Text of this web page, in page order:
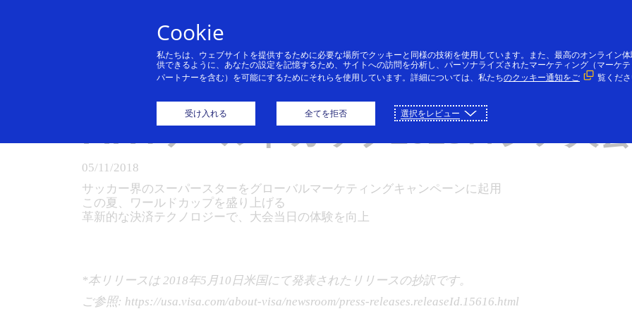
個人のお客様 法人・個人事業主のお客様
Visa、ズラタン・イブラヒモヴィッ
FIFAワールドカップ2018ロシア大
05/11/2018
サッカー界のスーパースターをグローバルマーケティングキャンペーンに起用
この夏、ワールドカップを盛り上げる
革新的な決済テクノロジーで、大会当日の体験を向上
*本リリースは 2018年5月10日米国にて発表されたリリースの抄訳です。
ご参照: https://usa.visa.com/about-visa/newsroom/press-releases.releaseId.15616.html
Cookie
私たちは、ウェブサイトを提供するために必要な場所でクッキーと同様の技術を使用しています。また、最高のオンライン
供できるように、あなたの設定を記憶するため、サイトへの訪問を分析し、パーソナライズされたマーケティング（マーケ
パートナーを含む）を可能にするためにそれらを使用しています。詳細については、私たちのクッキー通知をご 覧くださ
受け入れる 全てを拒否 選択をレビュー